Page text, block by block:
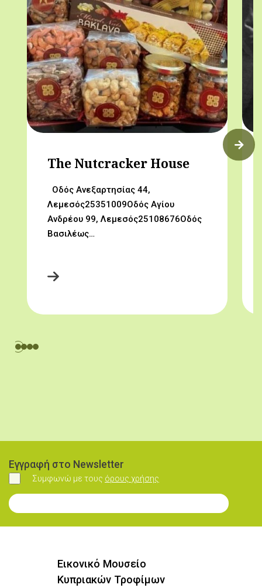
The Nutcracker House
Οδός Ανεξαρτησίας 44,
Λεμεσός25351009Οδός Αγίου
Ανδρέου 99, Λεμεσός25108676Οδός
Βασιλέως…
Εγγραφή στο Newsletter
Συμφωνώ
Συμφωνώ με τους όρους χρήσης
Εγγραφή στο Newsletter
Εικονικό Μουσείο
Κυπριακών Τροφίμων